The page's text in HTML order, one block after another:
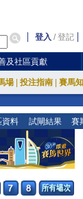
登入 /登記
及社區貢獻
場 投注指南 賽馬
資料 試閘結果 賽